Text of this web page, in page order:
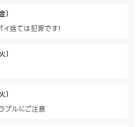
)
捨ては犯罪です！
)
)
ブルにご注意